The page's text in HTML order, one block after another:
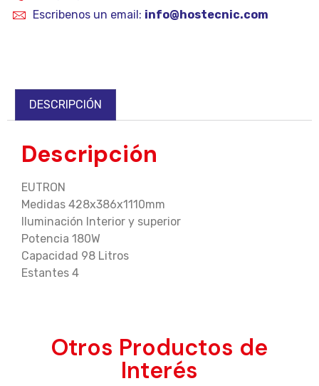
Escribenos un email: info@hostecnic.com
DESCRIPCIÓN
Descripción
EUTRON
Medidas 428x386x1110mm
Iluminación Interior y superior
Potencia 180W
Capacidad 98 Litros
Estantes 4
Otros Productos de
Interés